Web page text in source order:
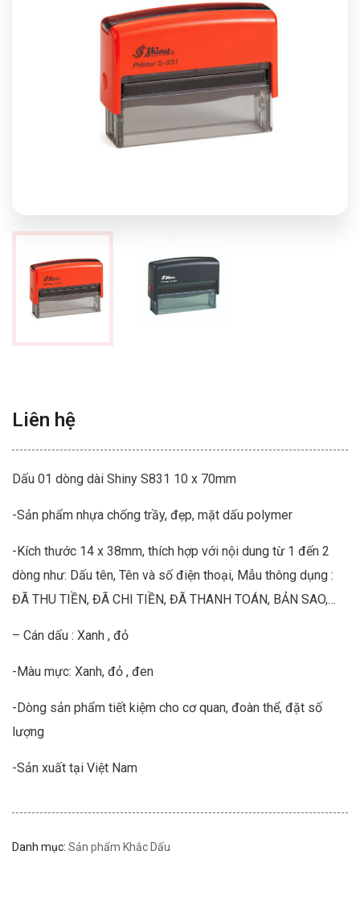
Liên hệ
Dấu 01 dòng dài Shiny S831 10 x 70mm
-Sản phẩm nhựa chống trầy, đẹp, mặt dấu polymer
-Kích thước 14 x 38mm, thích hợp với nội dung từ 1 đến 2
dòng như: Dấu tên, Tên và số điện thoại, Mẫu thông dụng :
ĐÃ THU TIỀN, ĐÃ CHI TIỀN, ĐÃ THANH TOÁN, BẢN SAO,…
– Cán dấu : Xanh , đỏ
-Màu mực: Xanh, đỏ , đen
-Dòng sản phẩm tiết kiệm cho cơ quan, đoàn thể, đặt số
lượng
-Sản xuất tại Việt Nam
Danh mục: Sản phẩm Khắc Dấu